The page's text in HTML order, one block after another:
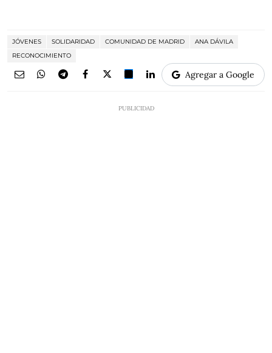
JÓVENES SOLIDARIDAD COMUNIDAD DE MADRID
ANA DÁVILA
RECONOCIMIENTO
Agregar a Google